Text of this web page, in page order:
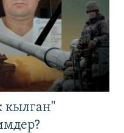
кылган"